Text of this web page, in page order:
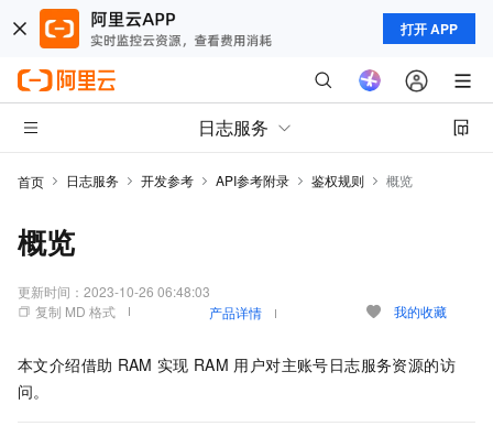
打开 APP
日志服务
首页 日志服务 开发参考 API参考附录 鉴权规则 概览
概览
更新时间： 2023-10-26 06:48:03
复制 MD 格式
产品详情 我的收藏
本文介绍借助 RAM 实现 RAM 用户对主账号日志服务资源的访
问。